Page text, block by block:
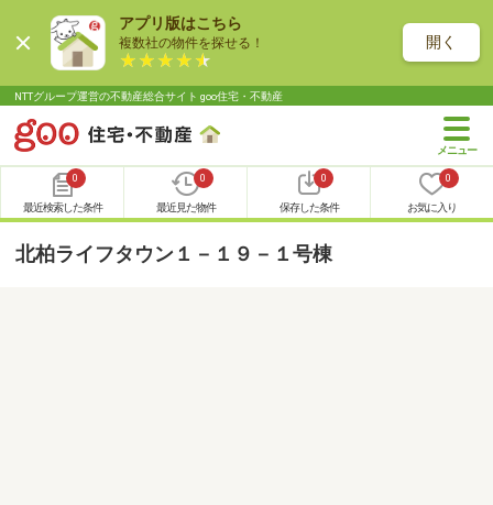
アプリ版はこちら
複数社の物件を探せる！ 開く
NTTグループ運営の不動産総合サイト goo住宅・不動産
0
最近検索した条件
0
最近見た物件
0
保存した条件
0
お気に入り
北柏ライフタウン１－１９－１号棟